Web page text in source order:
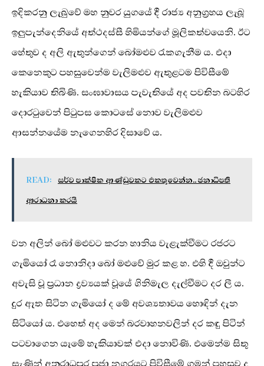
ඉදිකරනු ලැබුවේ මහ නුවර යුගයේ දී රාජ්‍ය අනුග්‍රහය ලැබූ
ඉලුපැන්දෙනියේ අත්ථදස්සී හිමියන්ගේ මූලිකත්වයෙනි. ඊට
හේතුව ද අලි ඇතුන්ගෙන් බෝමළුව රැකගැනීම ය. එදා
කෙනෙකුට පහසුවෙන්ම වැලිමළුව ඇතුළටම පිවිසීමේ
හැකියාව තිබිණි. සංඝාවාසය පැවැතියේ අද පවතින බටහිර
දොරටුවෙන් පිටුපස කොටසේ නොව වැලිමළුව
ආසන්නයේම නැගෙනහිර දිසාවේ ය.
READ:
සර්ව පාක්ෂික ආණ්ඩුවකට එකතුවෙන්න.. ජනාධිපති
ආරාධනා කරයි
වන අලින් බෝ මළුවට කරන හානිය වැළැක්වීමට රජරට
ගැමියෝ රෑ නොනිදා බෝ මළුවේ මුර කළ හ. එහි දී ඔවුන්ට
අවැසි වූ ප්‍රධාන ද්‍රව්‍යයක් වූයේ ගිනිමැල දැල්වීමට දර ලී ය.
දුර ඈත සිටින ගැමියෝ ද මේ අවශ්‍යතාවය හොඳින් දැන
සිටියෝ ය. එහෙත් අද මෙන් බරවාහනවලින් දර කඳු පිටින්
පටවාගෙන යෑමේ හැකියාවක් එදා නොවිණි. එමෙන්ම සිතූ